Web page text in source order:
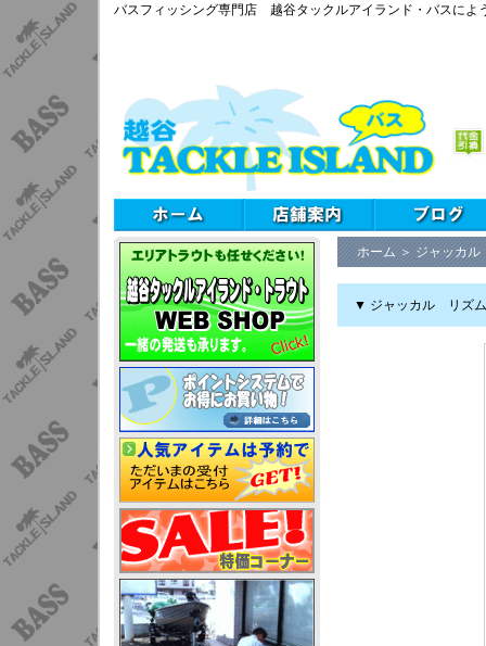
バスフィッシング専門店 越谷タックルアイランド・バスによ
ホーム ＞ ジャッカル
▼ ジャッカル リズム